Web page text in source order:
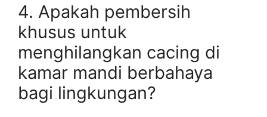
4. Apakah pembersih
khusus untuk
menghilangkan cacing di
kamar mandi berbahaya
bagi lingkungan?